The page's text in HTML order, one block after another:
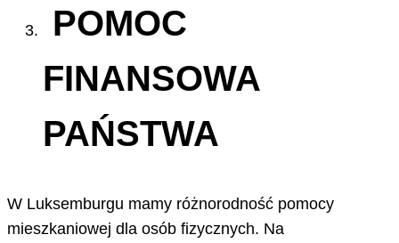
POMOC
FINANSOWA
PAŃSTWA
W Luksemburgu mamy różnorodność pomocy
mieszkaniowej dla osób fizycznych. Na